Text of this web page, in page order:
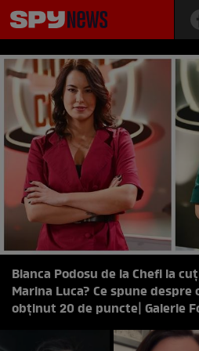
Bianca Podosu de la Chefi la
Marina Luca? Ce spune
obținut 20 de puncte| Galerie